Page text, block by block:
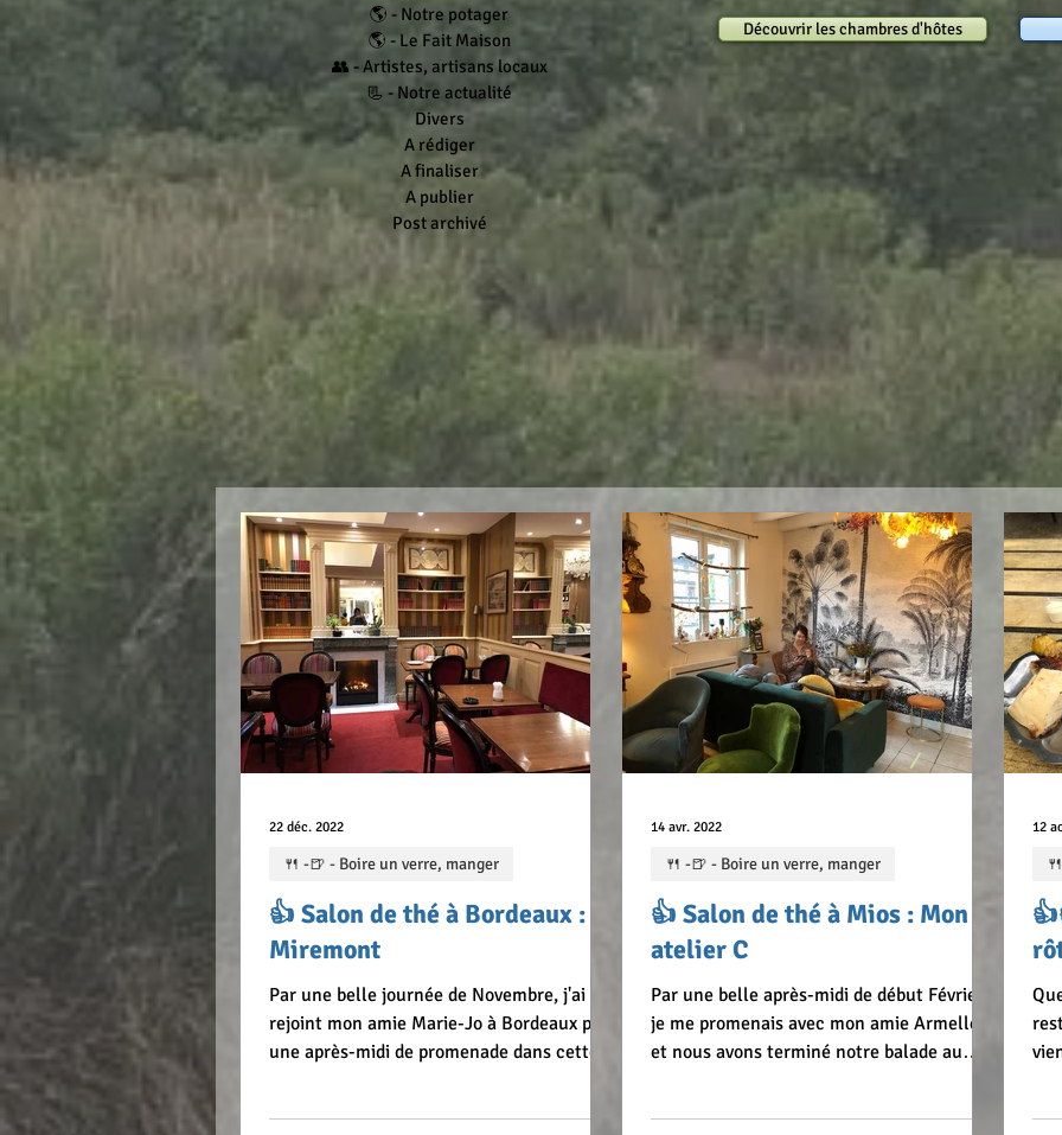
🌎 - Notre potager
🌎 - Le Fait Maison
👥 - Artistes, artisans locaux
📃 - Notre actualité
Divers
A rédiger
A finaliser
A publier
Post archivé
Découvrir les chambres d'hôtes
👍 Salon de thé à Bordeaux :
Miremont
Par une belle journée de Novembre, j'ai
rejoint mon amie Marie-Jo à Bordeaux pour
une après-midi de promenade dans cette
🍴 -🍺 - Boire un verre, manger
22 déc. 2022
👍 Salon de thé à Mios : Mon
atelier C
Par une belle après-midi de début Février,
je me promenais avec mon amie Armelle,
et nous avons terminé notre balade au
🍴 -🍺 - Boire un verre, manger
14 avr. 2022 12